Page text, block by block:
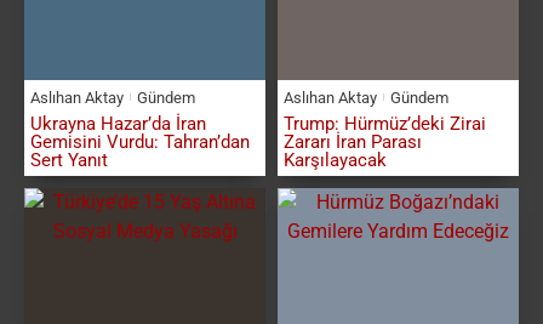
Aslıhan Aktay Gündem
Ukrayna Hazar’da İran
Gemisini Vurdu: Tahran’dan
Sert Yanıt
Aslıhan Aktay Gündem
Trump: Hürmüz’deki Zirai
Zararı İran Parası
Karşılayacak